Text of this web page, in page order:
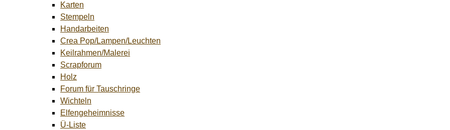
Karten
Stempeln
Handarbeiten
Crea Pop/Lampen/Leuchten
Keilrahmen/Malerei
Scrapforum
Holz
Forum für Tauschringe
Wichteln
Elfengeheimnisse
Ü-Liste